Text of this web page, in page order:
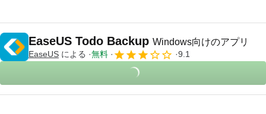
EaseUS Todo Backup Windows向けのアプリ
EaseUS による 無料 9.1